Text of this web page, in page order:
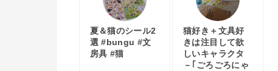
夏＆猫のシール2
選 #bungu #文
房具 #猫
猫好き＋文具好
きは注目して欲
しいキャラクタ
－｢ごろごろにゃ